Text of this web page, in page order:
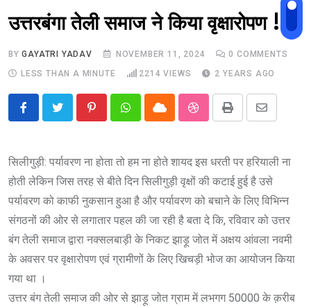
उत्तरबंगा तेली समाज ने किया वृक्षारोपण !
BYGAYATRI YADAV NOVEMBER 11, 2024 0 COMMENTS
LESS THAN A MINUTE
2214 VIEWS 2 YEARS AGO
PinterestWhatsappCloud StumbleUpon
Print
Share
Email
सिलीगुड़ी: पर्यावरण ना होता तो हम ना होते शायद इस धरती पर हरियाली ना
होती लेकिन जिस तरह से बीते दिन सिलीगुड़ी वृक्षों की कटाई हुई है उसे
पर्यावरण को काफी नुकसान हुआ है और पर्यावरण को बचाने के लिए विभिन्न
संगठनों की ओर से लगातार पहल की जा रही है बता दे कि, रविवार को उत्तर
बंग तेली समाज द्वारा नक्सलबाड़ी के निकट झाड़ू जोत में अक्षय आंवला नवमी
के अवसर पर वृक्षारोपण एवं ग्रामीणों के लिए खिचड़ी भोज का आयोजन किया
गया था ।
उत्तर बंग तेली समाज की ओर से झाड़ू जोत ग्राम में लभगग 50000 के क़रीब